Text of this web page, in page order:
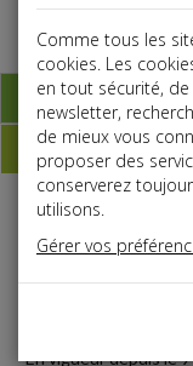
Base documentaire
Dépêches
Vie des affaires
ACCÈS ÉLARGI
En vigueur depuis le
Comme tous les
cookies. Les
en tout sécurité, de
newsletter,
de mieux vous
proposer des
conserverez
utilisons.
Gérer vos